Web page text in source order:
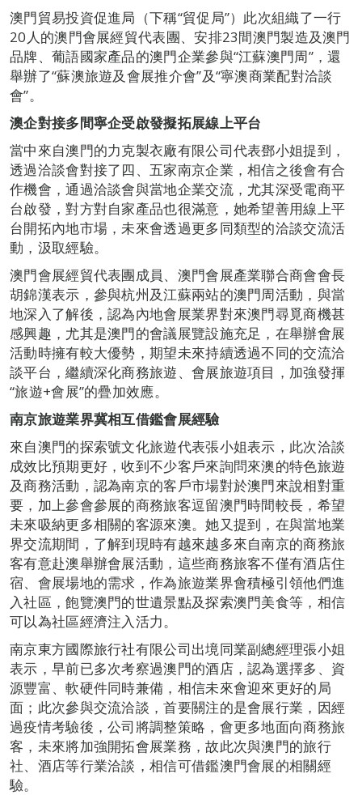
澳門貿易投資促進局（下稱“貿促局”）此次組織了一行
20人的澳門會展經貿代表團、安排23間澳門製造及澳門
品牌、葡語國家產品的澳門企業參與“江蘇澳門周”，還
舉辦了“蘇澳旅遊及會展推介會”及“寧澳商業配對洽談
會”。
澳企對接多間寧企受啟發擬拓展線上平台
當中來自澳門的力克製衣廠有限公司代表鄧小姐提到，
透過洽談會對接了四、五家南京企業，相信之後會有合
作機會，通過洽談會與當地企業交流，尤其深受電商平
台啟發，對方對自家產品也很滿意，她希望善用線上平
台開拓內地市場，未來會透過更多同類型的洽談交流活
動，汲取經驗。
澳門會展經貿代表團成員、澳門會展產業聯合商會會長
胡錦漢表示，參與杭州及江蘇兩站的澳門周活動，與當
地深入了解後，認為內地會展業界對來澳門尋覓商機甚
感興趣，尤其是澳門的會議展覽設施充足，在舉辦會展
活動時擁有較大優勢，期望未來持續透過不同的交流洽
談平台，繼續深化商務旅遊、會展旅遊項目，加強發揮
“旅遊+會展”的疊加效應。
南京旅遊業界冀相互借鑑會展經驗
來自澳門的探索號文化旅遊代表張小姐表示，此次洽談
成效比預期更好，收到不少客戶來詢問來澳的特色旅遊
及商務活動，認為南京的客戶市場對於澳門來說相對重
要，加上參會參展的商務旅客逗留澳門時間較長，希望
未來吸納更多相關的客源來澳。她又提到，在與當地業
界交流期間，了解到現時有越來越多來自南京的商務旅
客有意赴澳舉辦會展活動，這些商務旅客不僅有酒店住
宿、會展場地的需求，作為旅遊業界會積極引領他們進
入社區，飽覽澳門的世遺景點及探索澳門美食等，相信
可以為社區經濟注入活力。
南京東方國際旅行社有限公司出境同業副總經理張小姐
表示，早前已多次考察過澳門的酒店，認為選擇多、資
源豐富、軟硬件同時兼備，相信未來會迎來更好的局
面；此次參與交流洽談，首要關注的是會展行業，因經
過疫情考驗後，公司將調整策略，會更多地面向商務旅
客，未來將加強開拓會展業務，故此次與澳門的旅行
社、酒店等行業洽談，相信可借鑑澳門會展的相關經
驗。